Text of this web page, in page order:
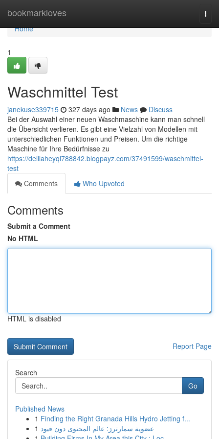
bookmarkloves
Home
Home
1
Waschmittel Test
janekuse339715 327 days ago News
Discuss
Bei der Auswahl einer neuen Waschmaschine kann man schnell
die Übersicht verlieren. Es gibt eine Vielzahl von Modellen mit
unterschiedlichen Funktionen und Preisen. Um die richtige
Maschine für Ihre Bedürfnisse zu
https://delilaheyql788842.blogpayz.com/37491599/waschmittel-
test
Comments
Who Upvoted
Comments
Submit a Comment
No HTML
HTML is disabled
Report Page
Search
Go
Published News
1 Finding the Right Granada Hills Hydro Jetting f...
1 عضوية سمارترز: عالم المحتوى دون قيود